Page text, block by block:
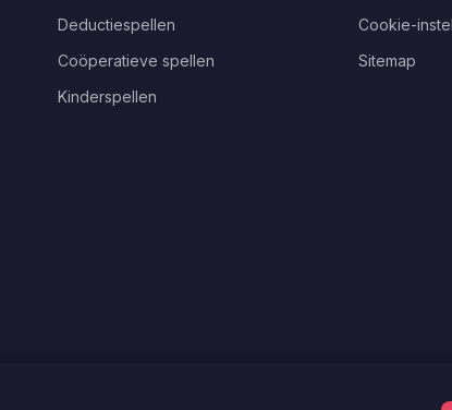
Deductiespellen
Coöperatieve spellen
Kinderspellen
Cookie-
Sitemap